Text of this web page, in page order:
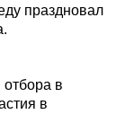
праздновал
отбора в
в